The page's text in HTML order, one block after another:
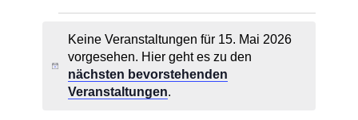
Veranstaltungen
für
15.
Hinweis
Keine Veranstaltungen für 15. Mai 2026
vorgesehen. Hier geht es zu den
nächsten bevorstehenden
Veranstaltungen.